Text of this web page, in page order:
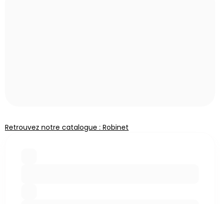
Retrouvez notre catalogue : Robinet